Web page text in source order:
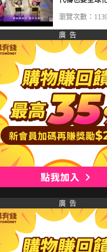
瀏覽次數：
廣 告
廣 告